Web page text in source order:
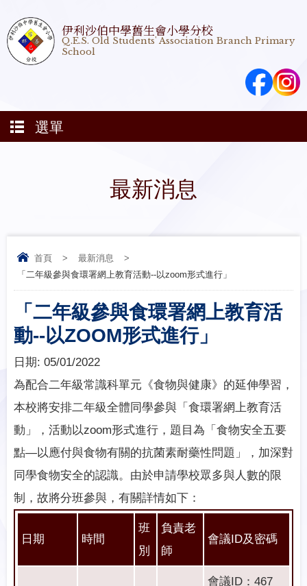
伊利沙伯中學舊生會小學分校
Q.E.S. Old Students' Association Branch Primary
School
選單
最新消息
首頁 > 最新消息
>
「二年級參與食環署網上教育活動--以zoom形式進行」
「二年級參與食環署網上教育活
動--以ZOOM形式進行」
日期: 05/01/2022
為配合二年級常識科單元《食物與健康》的延伸學習，
本校將安排二年級全體同學參與「食環署網上教育活
動」，活動以zoom形式進行，題目為「食物安全五要
點—以應付與食物有關的抗菌素耐藥性問題」，加深對
同學食物安全的認識。由於申請學校眾多與人數的限
制，故將分班參與，有關詳情如下：
日期 時間
班
別
負責老
師
會議ID及密碼
會議ID：467